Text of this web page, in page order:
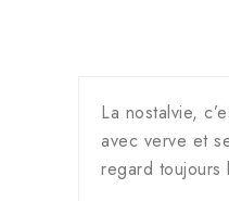
La nostalvie,
avec verve et
regard toujours